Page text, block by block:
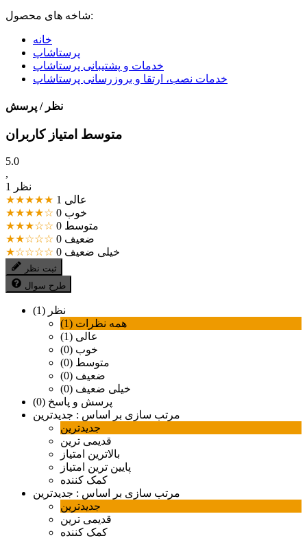
شاخه های محصول:
خانه
پرستاشاپ
خدمات و پشتیبانی پرستاشاپ
خدمات نصب، ارتقا و بروزرسانی پرستاشاپ
نظر / پرسش
متوسط امتیاز کاربران
5.0
,
1 نظر
★★★★★
عالی 1
★★★★☆
خوب 0
★★★☆☆
متوسط 0
★★☆☆☆
ضعیف 0
★☆☆☆☆
خیلی ضعیف 0
ثبت نظر
طرح سوال
نظر (1)
همه نظرات (1)
عالی (1)
خوب (0)
متوسط (0)
ضعیف (0)
خیلی ضعیف (0)
پرسش و پاسخ (0)
مرتب سازی بر اساس : جدیدترین
جدیدترین
قدیمی ترین
بالاترین امتیاز
پایین ترین امتیاز
کمک کننده
مرتب سازی بر اساس : جدیدترین
جدیدترین
قدیمی ترین
کمک کننده